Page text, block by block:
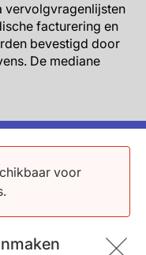
voor
vervolgvragenlijsten
facturering en
bevestigd door
De mediane
een AF event.
via medische
niet worden